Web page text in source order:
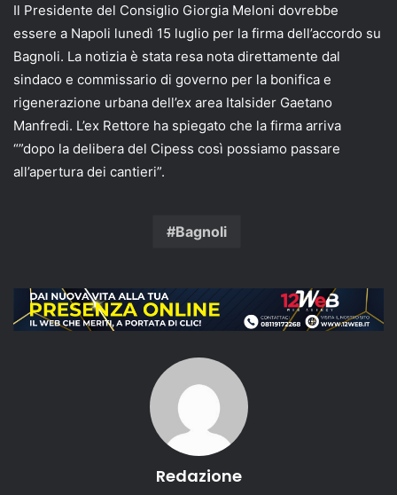
Il Presidente del Consiglio Giorgia Meloni dovrebbe
essere a Napoli lunedì 15 luglio per la firma dell’accordo su
Bagnoli. La notizia è stata resa nota direttamente dal
sindaco e commissario di governo per la bonifica e
rigenerazione urbana dell’ex area Italsider Gaetano
Manfredi. L’ex Rettore ha spiegato che la firma arriva
“”dopo la delibera del Cipess così possiamo passare
all’apertura dei cantieri”.
Bagnoli
Redazione